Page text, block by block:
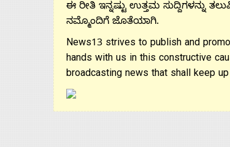
ಈ ರೀತಿ ಇನ್ನಷ್ಟು ಉತ್ತಮ ಸುದ್ದಿಗಳನ್ನು
ನಮ್ಮೊಂದಿಗೆ ಜೊತೆಯಾಗಿ.
News13 strives to publish and
hands with us in this constructive
broadcasting news that shall keep